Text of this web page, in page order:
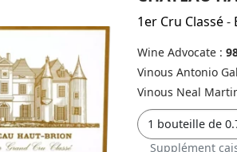
1er Cru Classé-
Wine Advocate :
Vinous Antonio
Vinous Neal
Supplément